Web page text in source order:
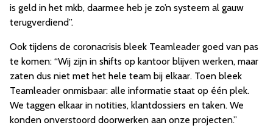
is geld in het mkb, daarmee heb je zo’n systeem al gauw
terugverdiend”.
Ook tijdens de coronacrisis bleek Teamleader goed van pas
te komen: “Wij zijn in shifts op kantoor blijven werken, maar
zaten dus niet met het hele team bij elkaar. Toen bleek
Teamleader onmisbaar: alle informatie staat op één plek.
We taggen elkaar in notities, klantdossiers en taken. We
konden onverstoord doorwerken aan onze projecten.”